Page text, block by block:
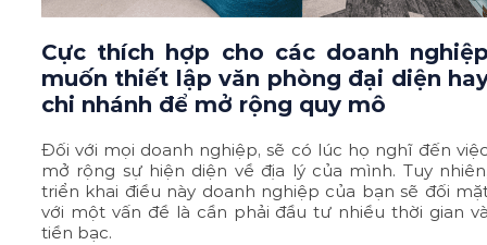
Cực thích hợp cho các doanh
muốn thiết lập văn phòng đại diện
chi nhánh để mở rộng quy mô
Đối với mọi doanh nghiệp, sẽ có lúc họ nghĩ đến
mở rộng sự hiện diện về địa lý của mình. Tuy
triển khai điều này doanh nghiệp của bạn sẽ đối
với một vấn đề là cần phải đầu tư nhiều thời gian
tiền bạc.